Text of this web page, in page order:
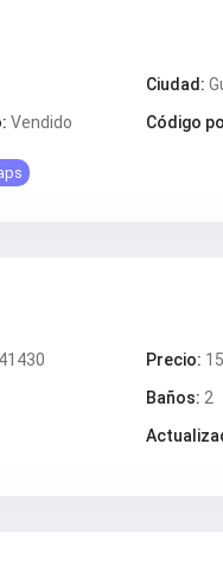
Ciudad:
Vendido Código
41430 Precio:
Baños: 2